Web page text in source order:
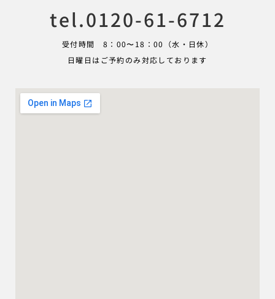
tel.0120-61-6712
受付時間 8：00〜18：00（水・日休）
日曜日はご予約のみ対応しております